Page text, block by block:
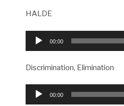
HALDE
Lecteur
audio
00:00
Discrimination, Elimination
Lecteur
audio
00:00